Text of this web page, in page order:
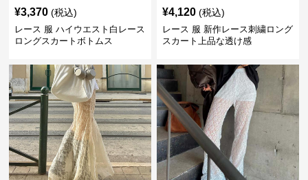
¥3,370 (税込)
レース 服 ハイウエスト白レース
ロングスカートボトムス
¥4,120 (税込)
レース 服 新作レース刺繍ロング
スカート上品な透け感